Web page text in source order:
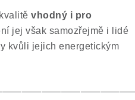
vhodný i pro
jej však samozřejmě i lidé
kvůli jejich energetickým